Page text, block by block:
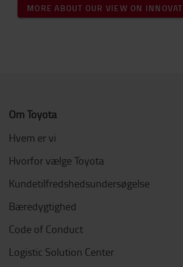
MORE ABOUT OUR VIEW ON
Om Toyota
Hvem er vi
Hvorfor vælge Toyota
Kundetilfredshedsundersøgelse
Bæredygtighed
Code of Conduct
Logistic Solution Center